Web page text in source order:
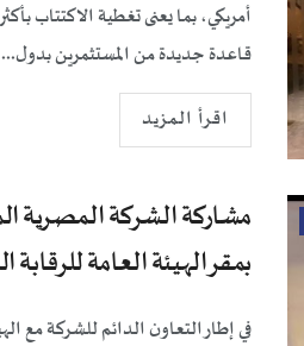
قاعدة جديدة من المستثمرين بدول...
اقرأ المزيد
مشاركة الشركة المصرية
بمقر الهيئة العامة للرقابة المالية
في إطار التعاون الدائم للشركة مع